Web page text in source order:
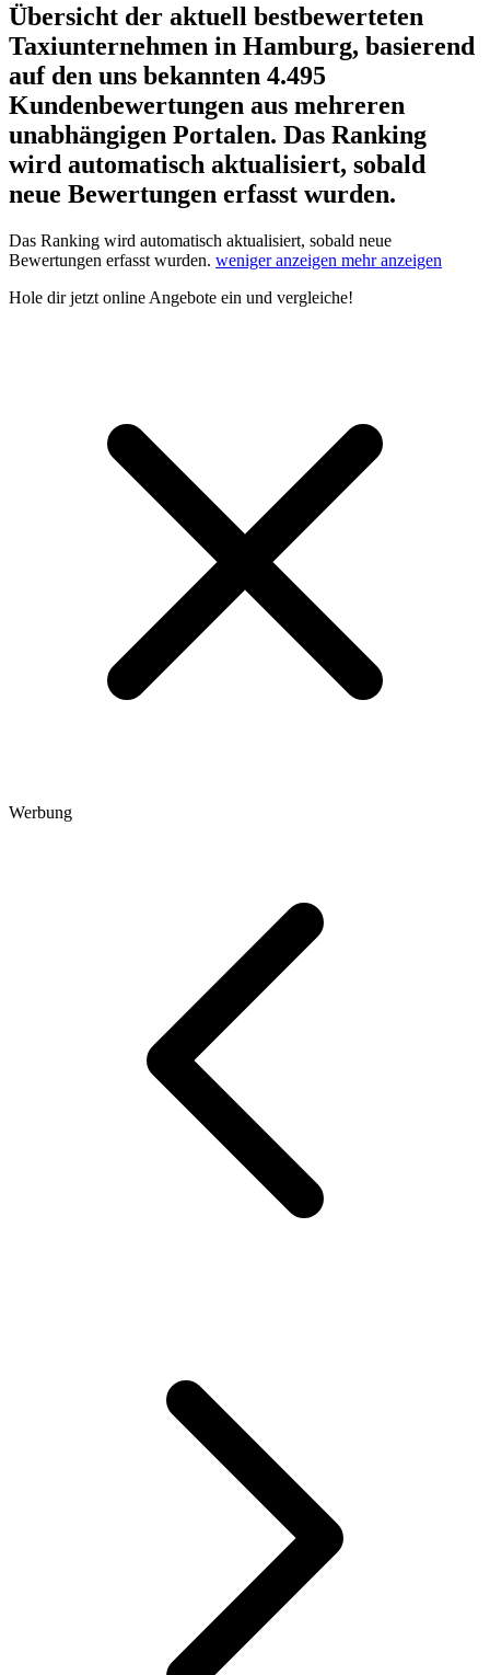
Übersicht der aktuell bestbewerteten
Taxiunternehmen in Hamburg, basierend
auf den uns bekannten 4.495
Kundenbewertungen aus mehreren
unabhängigen Portalen. Das Ranking
wird automatisch aktualisiert, sobald
neue Bewertungen erfasst wurden.
Das Ranking wird automatisch aktualisiert, sobald neue
Bewertungen erfasst wurden. weniger anzeigen mehr anzeigen
Hole dirjetzt online Angebote ein und vergleiche!
Werbung